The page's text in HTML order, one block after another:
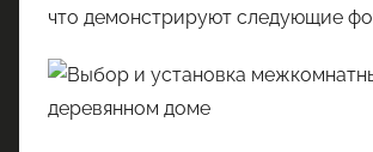
что демонстрируют следующие